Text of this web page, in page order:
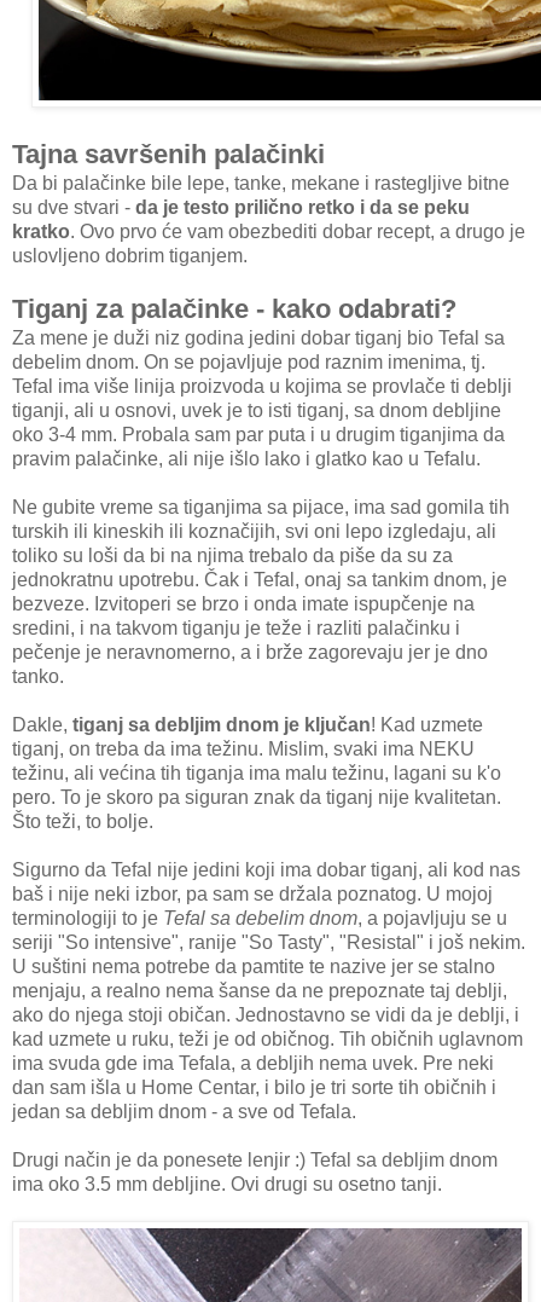
Tajna savršenih palačinki
Da bi palačinke bile lepe, tanke, mekane i rastegljive bitne
su dve stvari - da je testo prilično retko i da se peku
kratko. Ovo prvo će vam obezbediti dobar recept, a drugo je
uslovljeno dobrim tiganjem.
Tiganj za palačinke - kako odabrati?
Za mene je duži niz godina jedini dobar tiganj bio Tefal sa
debelim dnom. On se pojavljuje pod raznim imenima, tj.
Tefal ima više linija proizvoda u kojima se provlače ti deblji
tiganji, ali u osnovi, uvek je to isti tiganj, sa dnom debljine
oko 3-4 mm. Probala sam par puta i u drugim tiganjima da
pravim palačinke, ali nije išlo lako i glatko kao u Tefalu.
Ne gubite vreme sa tiganjima sa pijace, ima sad gomila tih
turskih ili kineskih ili koznačijih, svi oni lepo izgledaju, ali
toliko su loši da bi na njima trebalo da piše da su za
jednokratnu upotrebu. Čak i Tefal, onaj sa tankim dnom, je
bezveze. Izvitoperi se brzo i onda imate ispupčenje na
sredini, i na takvom tiganju je teže i razliti palačinku i
pečenje je neravnomerno, a i brže zagorevaju jer je dno
tanko.
Dakle, tiganj sa debljim dnom je ključan! Kad uzmete
tiganj, on treba da ima težinu. Mislim, svaki ima NEKU
težinu, ali većina tih tiganja ima malu težinu, lagani su k'o
pero. To je skoro pa siguran znak da tiganj nije kvalitetan.
Što teži, to bolje.
Sigurno da Tefal nije jedini koji ima dobar tiganj, ali kod nas
baš i nije neki izbor, pa sam se držala poznatog. U mojoj
terminologiji to je Tefal sa debelim dnom, a pojavljuju se u
seriji "So intensive", ranije "So Tasty", "Resistal" i još nekim.
U suštini nema potrebe da pamtite te nazive jer se stalno
menjaju, a realno nema šanse da ne prepoznate taj deblji,
ako do njega stoji običan. Jednostavno se vidi da je deblji, i
kad uzmete u ruku, teži je od običnog. Tih običnih uglavnom
ima svuda gde ima Tefala, a debljih nema uvek. Pre neki
dan sam išla u Home Centar, i bilo je tri sorte tih običnih i
jedan sa debljim dnom - a sve od Tefala.
Drugi način je da ponesete lenjir :) Tefal sa debljim dnom
ima oko 3.5 mm debljine. Ovi drugi su osetno tanji.